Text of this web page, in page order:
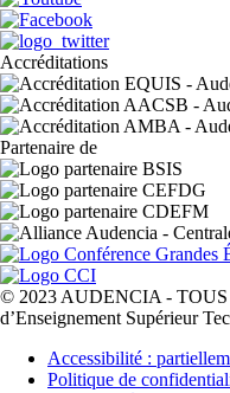
Accréditations
Partenaire de
© 2023 AUDENCIA - TOUS
d’Enseignement Supérieur
Pied
Accessibilité :
Politique de